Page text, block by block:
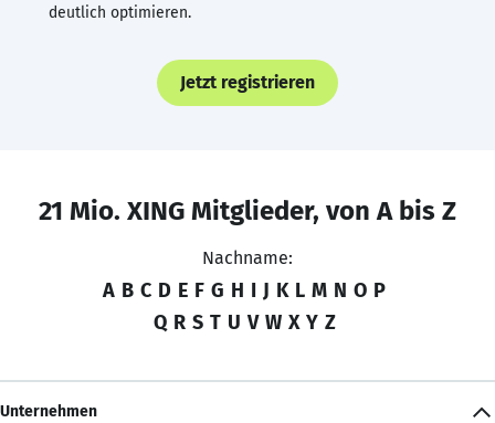
deutlich optimieren.
Jetzt registrieren
21 Mio. XING Mitglieder, von A bis Z
Nachname:
A B C D E F G H I J K L M N O P
Q R S T U V W X Y Z
Unternehmen